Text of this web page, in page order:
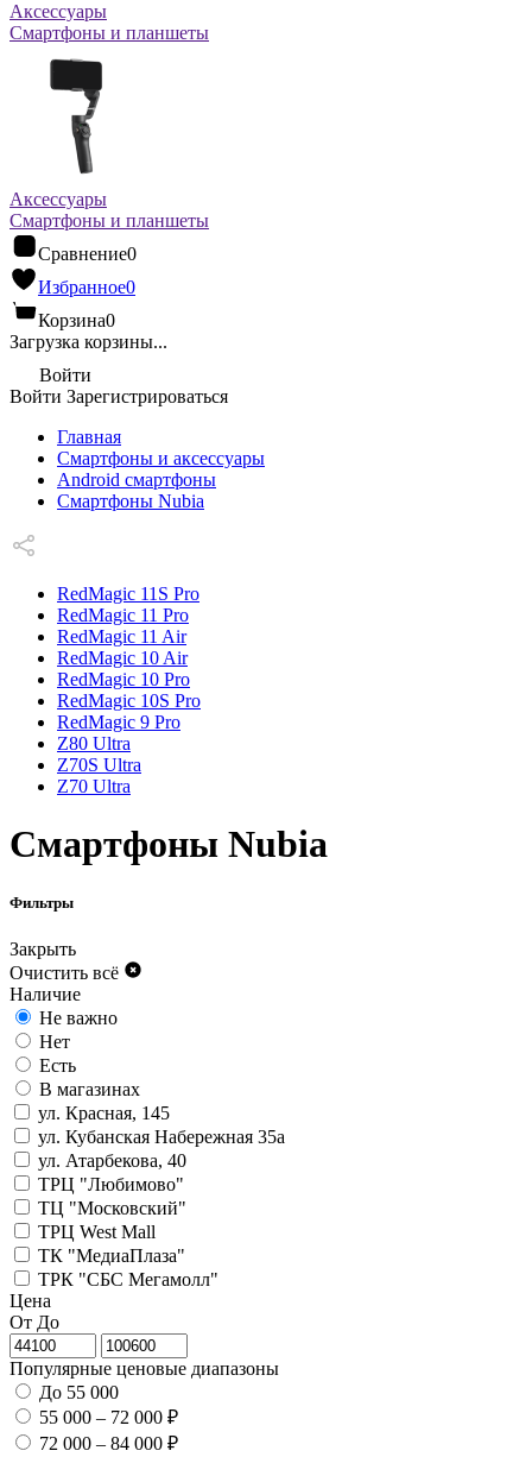
Аксессуары
Смартфоны и планшеты
Аксессуары
Смартфоны и планшеты
Сравнение0
Избранное0
Корзина0
Загрузка корзины...
Войти
Войти Зарегистрироваться
Главная
Смартфоны и аксессуары
Android cмартфоны
Смартфоны Nubia
RedMagic 11S Pro
RedMagic 11 Pro
RedMagic 11 Air
RedMagic 10 Air
RedMagic 10 Pro
RedMagic 10S Pro
RedMagic 9 Pro
Z80 Ultra
Z70S Ultra
Z70 Ultra
Смартфоны Nubia
Фильтры
Закрыть
Очистить всё
Наличие
Не важно
Нет
Есть
В магазинах
ул. Красная, 145
ул. Кубанская Набережная 35а
ул. Атарбекова, 40
ТРЦ "Любимово"
ТЦ "Московский"
ТРЦ West Mall
ТК "МедиаПлаза"
ТРК "СБС Мегамолл"
Цена
От До
Популярные ценовые диапазоны
До 55 000
55 000 – 72 000 ₽
72 000 – 84 000 ₽